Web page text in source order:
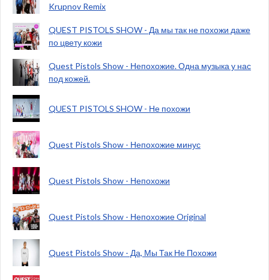
Krupnov Remix
QUEST PISTOLS SHOW - Да мы так не похожи даже
по цвету кожи
Quest Pistols Show - Непохожие. Одна музыка у нас
под кожей.
QUEST PISTOLS SHOW - Не похожи
Quest Pistols Show - Непохожие минус
Quest Pistols Show - Непохожи
Quest Pistols Show - Непохожие Original
Quest Pistols Show - Да, Мы Так Не Похожи